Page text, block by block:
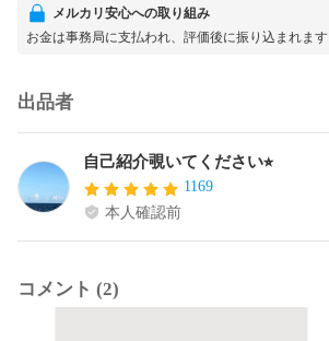
メルカリ安心への取り組み
お金は事務局に支払われ、評価後に振り込まれます
出品者
自己紹介覗いてください⭐︎
1169
本人確認前
コメント (2)